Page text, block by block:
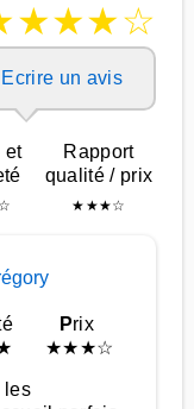
★★★☆
Ecrire un avis
et
☆
Rapport
qualité / prix
★ ★★☆
Prix
★★★☆
les